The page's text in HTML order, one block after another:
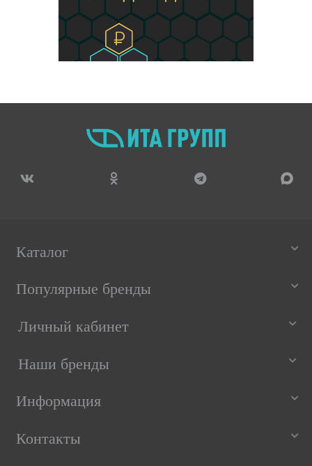
Каталог
Популярные бренды
Личный кабинет
Наши бренды
Информация
Контакты